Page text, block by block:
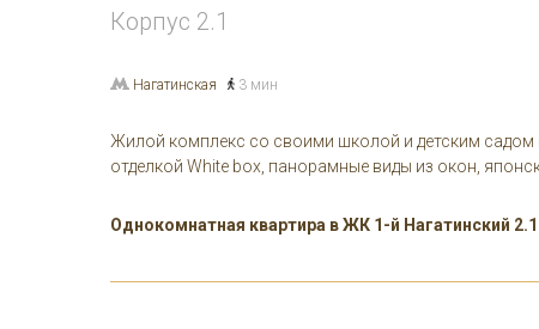
Корпус 2.1
Нагатинская 3 мин
Жилой комплекс со своими школой и детским садом
отделкой White box, панорамные виды из окон,
Однокомнатная квартира в ЖК 1-й Нагатинский